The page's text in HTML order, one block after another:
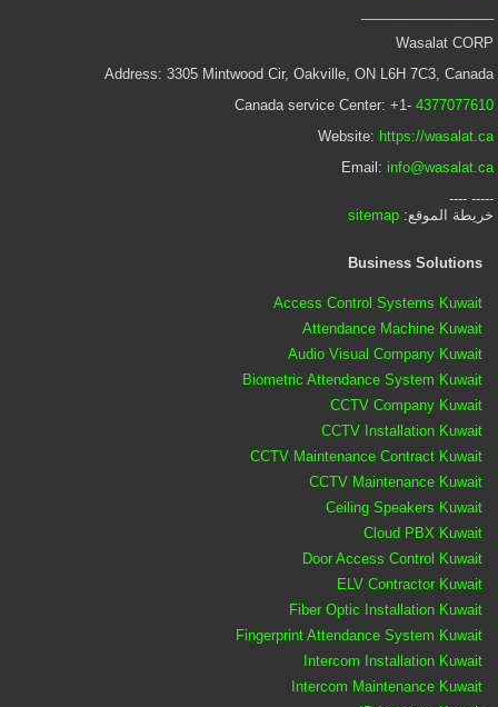
Wasalat CORP
Address: 3305 Mintwood Cir, Oakville, ON L6H 7C3, Canada
Canada service Center: +1- 4377077610
Website: https://wasalat.ca
Email: info@wasalat.ca
----- ----
خريطة الموقع:sitemap
Business Solutions
Access Control Systems Kuwait
Attendance Machine Kuwait
Audio Visual Company Kuwait
Biometric Attendance System Kuwait
CCTV Company Kuwait
CCTV Installation Kuwait
CCTV Maintenance Contract Kuwait
CCTV Maintenance Kuwait
Ceiling Speakers Kuwait
Cloud PBX Kuwait
Door Access Control Kuwait
ELV Contractor Kuwait
Fiber Optic Installation Kuwait
Fingerprint Attendance System Kuwait
Intercom Installation Kuwait
Intercom Maintenance Kuwait